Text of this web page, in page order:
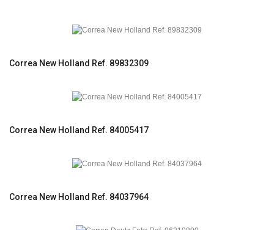
Correa New Holland Ref. 89832309
Correa New Holland Ref. 84005417
Correa New Holland Ref. 84037964